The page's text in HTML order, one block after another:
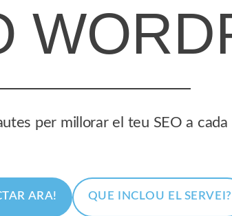
per millorar el teu SEO a cada
ARA! QUE INCLOU EL SERVEI?